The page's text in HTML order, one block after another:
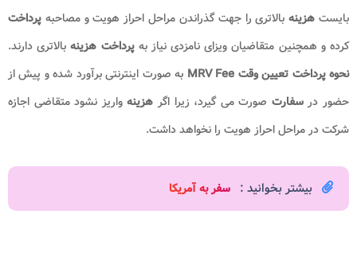
بایست هزینه بالاتری را جهت گذراندن مراحل احراز هویت و مصاحبه پرداخت
کرده و همچنین متقاضیان ویزای نامزدی نیاز بهپرداخت هزینه بالاتری دارند.
نحوه پرداخت تعیین وقت MRV Fee​
به صورت اینترنتی برآورد شده و پیش از
حضور درسفارت صورت می گیرد، زیرا اگر هزینهواریز نشود متقاضی اجازه
شرکت در مراحل احراز هویت را نخواهد داشت.
بیشتر بخوانید : سفر به آمریکا​